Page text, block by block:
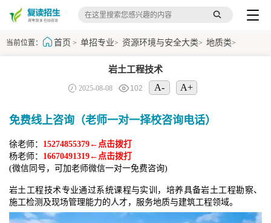
当前位置： 首页 > 单招专业> 资源环境与安全大类> 地质类>
岩土工程技术
2025-08-08 102 A- A+
免费线上咨询（老师一对一择校咨询电话）
徐老师： 15274855379←点击拨打
杨老师： 16670491319←点击拨打
(微信同号，可加老师微信一对一免费咨询)
岩土工程技术专业通过系统课程与实训，培养具备岩土工程勘察、
施工检测及现场管理能力的人才，服务地质与建筑工程领域。